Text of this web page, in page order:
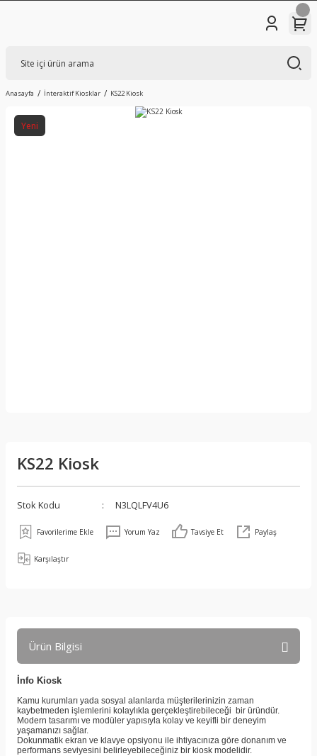
Anasayfa İnteraktif Kiosklar KS22 Kiosk
Yeni
KS22 Kiosk
Stok Kodu N3LQLFV4U6
Yorum Yaz Tavsiye Et Paylaş
Karşılaştır
Ürün Bilgisi
İnfo Kiosk
Kamu kurumları yada sosyal alanlarda müşterilerinizin zaman
kaybetmeden işlemlerini kolaylıkla gerçekleştirebileceği bir üründür.
Modern tasarımı ve modüler yapısıyla kolay ve keyifli bir deneyim
yaşamanızı sağlar.
Dokunmatik ekran ve klavye opsiyonu ile ihtiyacınıza göre donanım ve
performans seviyesini belirleyebileceğiniz bir kiosk modelidir.